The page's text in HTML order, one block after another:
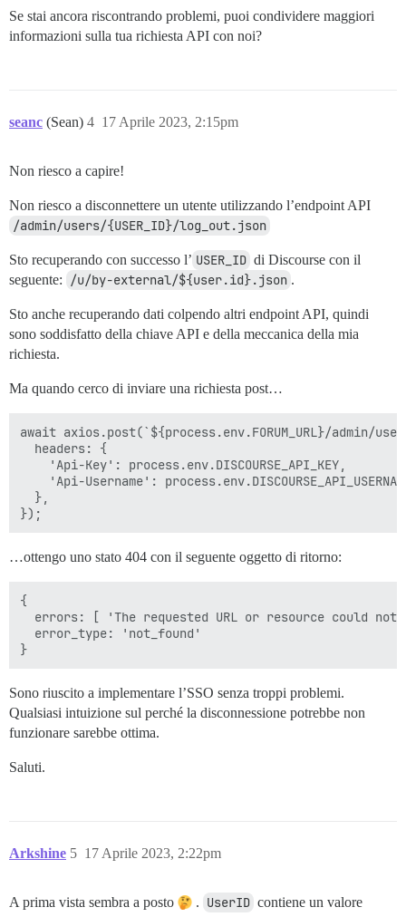
Se stai ancora riscontrando problemi, puoi condividere maggiori
informazioni sulla tua richiesta API con noi?
seanc (Sean) 17 Aprile 2023, 2:15pm
4
Non riesco a capire!
Non riesco a disconnettere un utente utilizzando l’endpoint API
/admin/users/{USER_ID}/log_out.json
Sto recuperando con successo l’ USER_ID di Discourse con il
seguente:
/u/by-external/${user.id}.json .
Sto anche recuperando dati colpendo altri endpoint API, quindi
sono soddisfatto della chiave API e della meccanica della mia
richiesta.
Ma quando cerco di inviare una richiesta post…
await axios.post(`${process.env.FORUM_URL}/admin/
  headers: {
    'Api-Key': process.env.DISCOURSE_API_KEY,
'Api-Username':
  },
…ottengo uno stato 404 con il seguente oggetto di ritorno:
{
errors: [ 'The requested URL or resource could not
  error_type: 'not_found'
Sono riuscito a implementare l’SSO senza troppi problemi.
Qualsiasi intuizione sul perché la disconnessione potrebbe non
funzionare sarebbe ottima.
Saluti.
Arkshine 17 Aprile 2023, 2:22pm
5
A prima vista sembra a posto . UserID contiene un valore